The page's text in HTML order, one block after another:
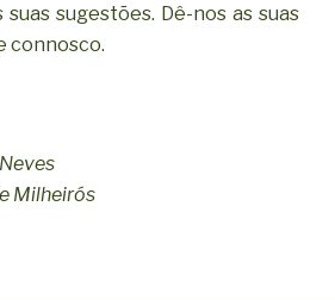
sugestões. Dê-nos as suas
connosco.
Milheirós